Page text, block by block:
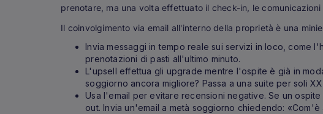
prenotare, ma una volta effettuato il check-in, le
Il coinvolgimento via email all'interno della proprietà è una
Invia messaggi in tempo reale sui servizi in loco, come
prenotazioni di pasti all'ultimo minuto.
L'upsell effettua gli upgrade mentre l'ospite è già in
soggiorno ancora migliore? Passa a una suite per soli
Usa l'email per evitare recensioni negative. Se un
out. Invia un'email a metà soggiorno chiedendo: